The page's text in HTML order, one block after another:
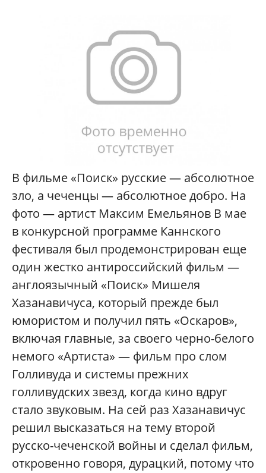
В фильме «Поиск» русские — абсолютное
зло, а чеченцы — абсолютное добро. На
фото — артист Максим Емельянов В мае
в конкурсной программе Каннского
фестиваля был продемонстрирован еще
один жестко антироссийский фильм —
англоязычный «Поиск» Мишеля
Хазанавичуса, который прежде был
юмористом и получил пять «Оскаров»,
включая главные, за своего черно-белого
немого «Артиста» — фильм про слом
Голливуда и системы прежних
голливудских звезд, когда кино вдруг
стало звуковым. На сей раз Хазанавичус
решил высказаться на тему второй
русско-чеченской войны и сделал фильм,
откровенно говоря, дурацкий, потому что